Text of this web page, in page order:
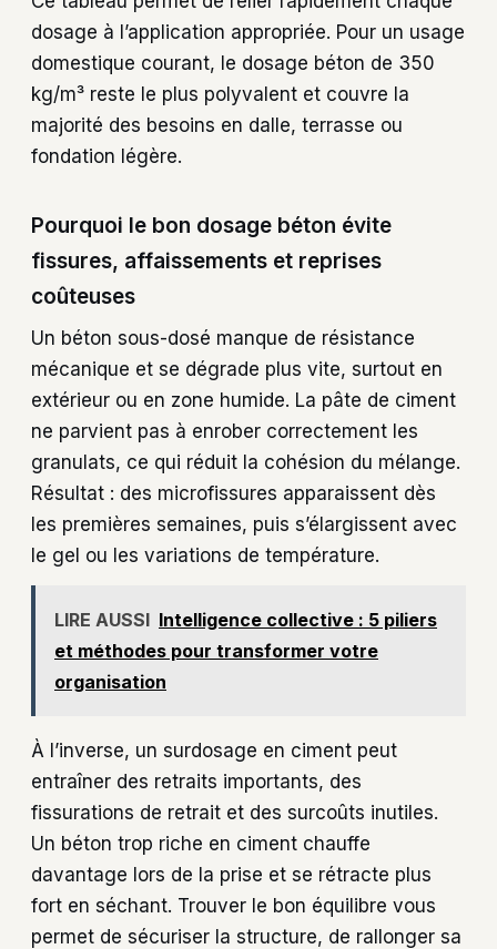
dosage à l’application appropriée. Pour un usage
domestique courant, le dosage béton de 350
kg/m³ reste le plus polyvalent et couvre la
majorité des besoins en dalle, terrasse ou
fondation légère.
Pourquoi le bon dosage béton évite
fissures, affaissements et reprises
coûteuses
Un béton sous-dosé manque de résistance
mécanique et se dégrade plus vite, surtout en
extérieur ou en zone humide. La pâte de ciment
ne parvient pas à enrober correctement les
granulats, ce qui réduit la cohésion du mélange.
Résultat : des microfissures apparaissent dès
les premières semaines, puis s’élargissent avec
le gel ou les variations de température.
LIRE AUSSI Intelligence collective : 5 piliers
et méthodes pour transformer votre
organisation
À l’inverse, un surdosage en ciment peut
entraîner des retraits importants, des
fissurations de retrait et des surcoûts inutiles.
Un béton trop riche en ciment chauffe
davantage lors de la prise et se rétracte plus
fort en séchant. Trouver le bon équilibre vous
permet de sécuriser la structure, de rallonger sa